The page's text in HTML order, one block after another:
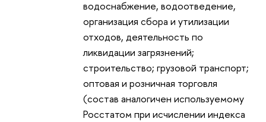
водоснабжение, водоотведение,
организация сбора и утилизации
отходов, деятельность по
ликвидации загрязнений;
строительство; грузовой транспорт;
оптовая и розничная торговля
(состав аналогичен используемому
Росстатом при исчислении индекса